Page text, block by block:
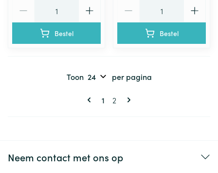
Bestel Bestel
Pagina's
U lees momenteel pagina
1 Pagina
2
Toon per pagina
Neem contact met ons op